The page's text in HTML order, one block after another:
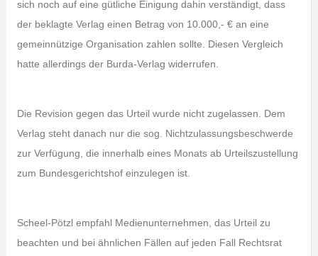
sich noch auf eine gütliche Einigung dahin verständigt, dass
der beklagte Verlag einen Betrag von 10.000,- € an eine
gemeinnützige Organisation zahlen sollte. Diesen Vergleich
hatte allerdings der Burda-Verlag widerrufen.
Die Revision gegen das Urteil wurde nicht zugelassen. Dem
Verlag steht danach nur die sog. Nichtzulassungsbeschwerde
zur Verfügung, die innerhalb eines Monats ab Urteilszustellung
zum Bundesgerichtshof einzulegen ist.
Scheel-Pötzl empfahl Medienunternehmen, das Urteil zu
beachten und bei ähnlichen Fällen auf jeden Fall Rechtsrat